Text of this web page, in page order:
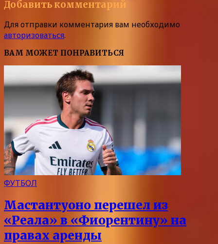
Добавить комментарий
Для отправки комментария вам необходимо
авторизоваться.
ВАМ МОЖЕТ ПОНРАВИТЬСЯ
ФУТБОЛ
Мастантуоно перешел из
«Реала» в «Фиорентину» на
правах аренды